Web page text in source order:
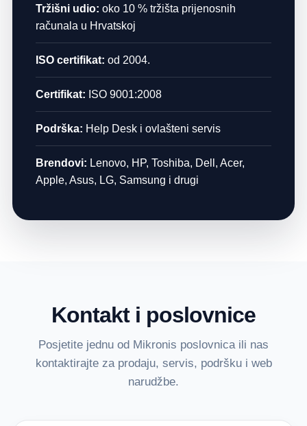
Tržišni udio: oko 10 % tržišta prijenosnih
računala u Hrvatskoj
ISO certifikat: od 2004.
Certifikat: ISO 9001:2008
Podrška: Help Desk i ovlašteni servis
Brendovi: Lenovo, HP, Toshiba, Dell, Acer,
Apple, Asus, LG, Samsung i drugi
Kontakt i poslovnice
Posjetite jednu od Mikronis poslovnica ili nas
kontaktirajte za prodaju, servis, podršku i web
narudžbe.